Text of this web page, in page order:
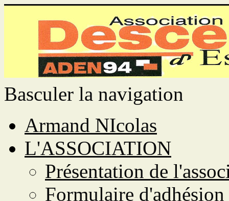
Basculer la navigation
Armand NIcolas
L'ASSOCIATION
Présentation de
Formulaire d'adhésion